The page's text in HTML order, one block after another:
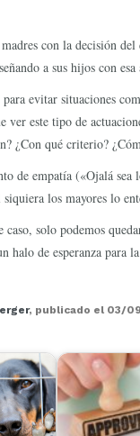
con la decisión
a sus hijos con esa
evitar situaciones
este tipo de
¿Con qué criterio?
empatía («Ojalá sea
los mayores lo
solo podemos
halo de esperanza para
, publicado el 03/